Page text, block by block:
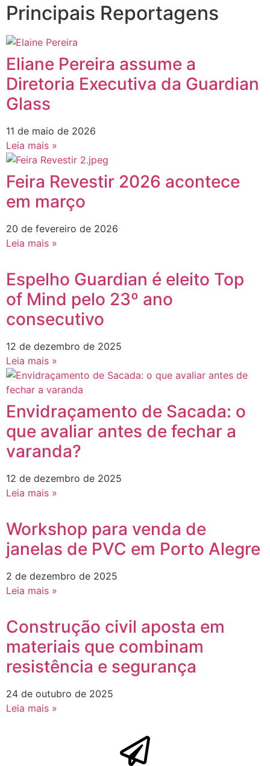
Principais Reportagens
Eliane Pereira assume a
Diretoria Executiva da Guardian
Glass
11 de maio de 2026
Leia mais »
Feira Revestir 2026 acontece
em março
20 de fevereiro de 2026
Leia mais »
Espelho Guardian é eleito Top
of Mind pelo 23º ano
consecutivo
12 de dezembro de 2025
Leia mais »
Envidraçamento de Sacada: o
que avaliar antes de fechar a
varanda?
12 de dezembro de 2025
Leia mais »
Workshop para venda de
janelas de PVC em Porto Alegre
2 de dezembro de 2025
Leia mais »
Construção civil aposta em
materiais que combinam
resistência e segurança
24 de outubro de 2025
Leia mais »